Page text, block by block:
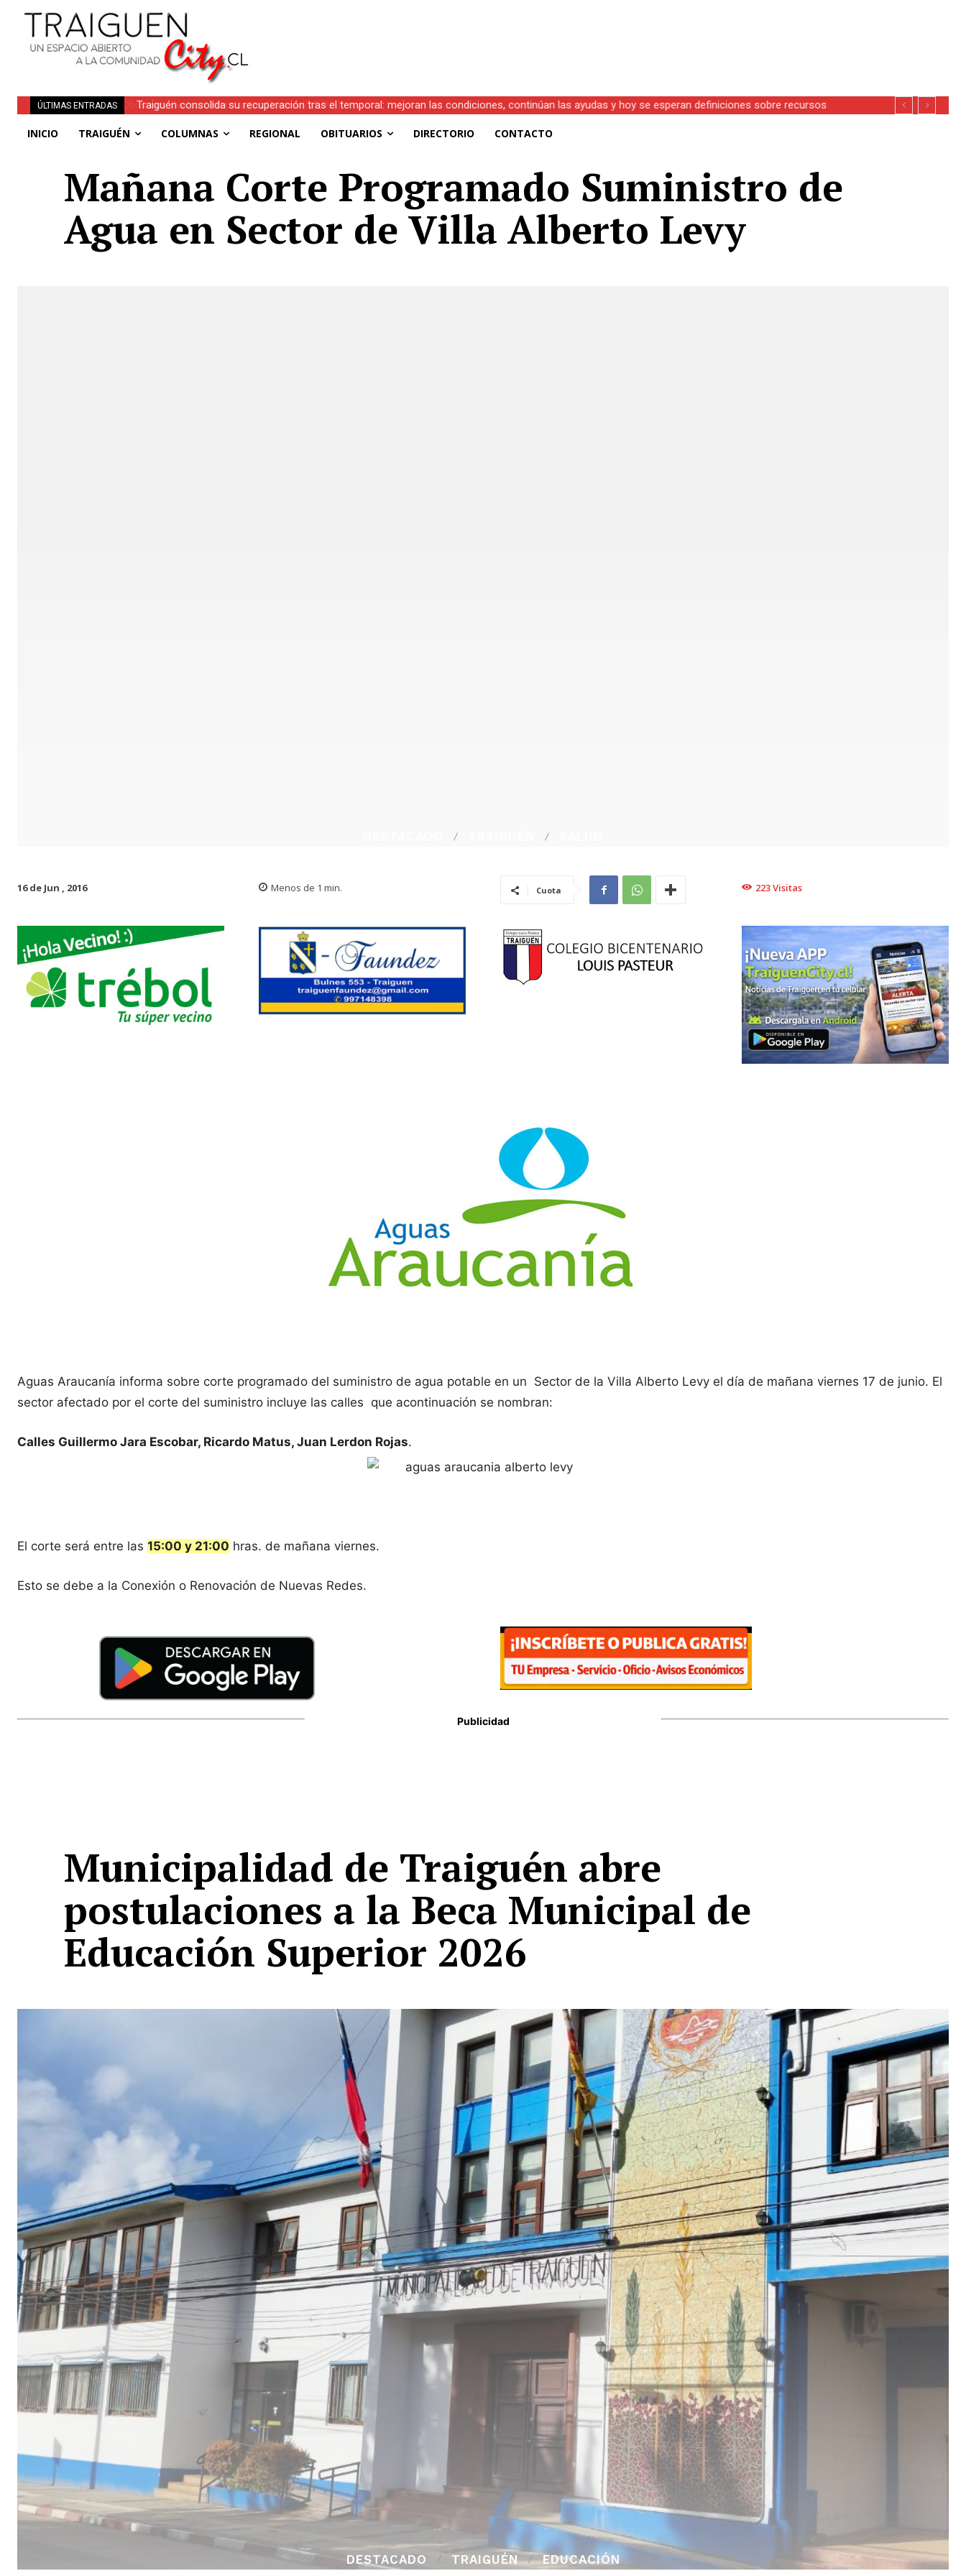
ÚLTIMAS ENTRADAS
Traiguén consolida su recuperación tras el temporal: mejoran las condiciones, continúan las ayudas y hoy se esperan definiciones sobre recursos
INICIO TRAIGUÉN COLUMNAS REGIONAL OBITUARIOS DIRECTORIO CONTACTO
Mañana Corte Programado Suministro de
Agua en Sector de Villa Alberto Levy
16 de Jun , 2016 Menos de 1 min. Cuota 223Visitas
Aguas Araucanía informa sobre corte programado del suministro de agua potable en un Sector de la Villa Alberto Levy el día de mañana viernes 17 de junio. El
sector afectado por el corte del suministro incluye las calles que acontinuación se nombran:
Calles Guillermo Jara Escobar, Ricardo Matus, Juan Lerdon Rojas.
El corte será entre las 15:00 y 21:00 hras. de mañana viernes.
Esto se debe a la Conexión o Renovación de Nuevas Redes.
Publicidad